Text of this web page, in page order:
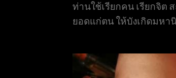
ท่านใช้เรียกคน เรียกจิต
ยอดแก่ตน ให้บังเกิดมหา